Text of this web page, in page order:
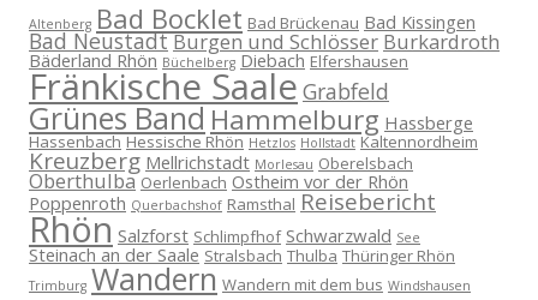
Altenberg Bad Bocklet Bad Brückenau Bad Kissingen
Bad NeustadtBurgen und Schlösser Burkardroth
Bäderland Rhön Büchelberg Diebach Elfershausen
Fränkische Saale Grabfeld
Grünes BandHammelburg Hassberge
Hassenbach Hessische Rhön Hetzlos Hollstadt Kaltennordheim
Kreuzberg Mellrichstadt Morlesau Oberelsbach
Oberthulba Oerlenbach Ostheim vor der Rhön
Poppenroth Querbachshof Ramsthal Reisebericht
Rhön Salzforst Schlimpfhof Schwarzwald See
Steinach an der Saale Stralsbach Thulba Thüringer Rhön
Trimburg Wandern Wandern mit dem bus Windshausen